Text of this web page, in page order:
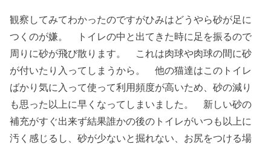
観察してみてわかったのですがひみはどうやら砂が足に
つくのが嫌。 トイレの中と出てきた時に足を振るので
周りに砂が飛び散ります。 これは肉球や肉球の間に砂
が付いたり入ってしまうから。 他の猫達はこのトイレ
ばかり気に入って使って利用頻度が高いため、砂の減り
も思った以上に早くなってしまいました。 新しい砂の
補充がすぐ出来ず結果誰かの後のトイレがいつも以上に
汚く感じるし、砂が少ないと掘れない、お尻をつける場